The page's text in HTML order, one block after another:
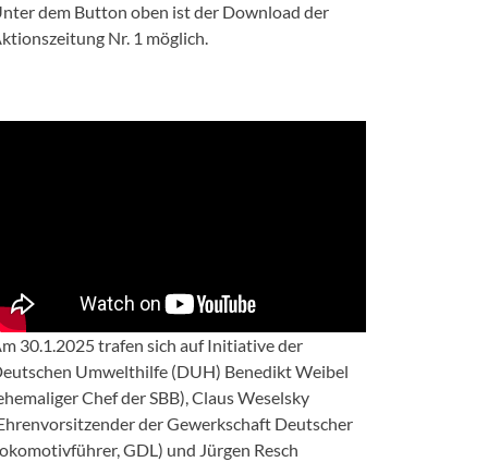
dem Button oben ist der Download der
Nr. 1 möglich.
30.1.2025 trafen sich auf Initiative der
Umwelthilfe (DUH) Benedikt Weibel
Chef der SBB), Claus Weselsky
der Gewerkschaft Deutscher
GDL) und Jürgen Resch